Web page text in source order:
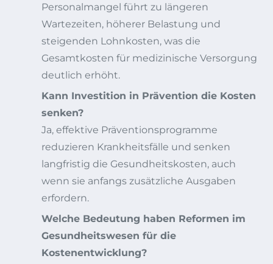
Personalmangel führt zu längeren
Wartezeiten, höherer Belastung und
steigenden Lohnkosten, was die
Gesamtkosten für medizinische Versorgung
deutlich erhöht.
Kann Investition in Prävention die Kosten
senken?
Ja, effektive Präventionsprogramme
reduzieren Krankheitsfälle und senken
langfristig die Gesundheitskosten, auch
wenn sie anfangs zusätzliche Ausgaben
erfordern.
Welche Bedeutung haben Reformen im
Gesundheitswesen für die
Kostenentwicklung?